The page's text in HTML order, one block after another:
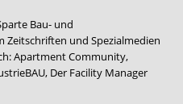
Bau- und
und Spezialmedien
Apartment Community,
, Der Facility Manager